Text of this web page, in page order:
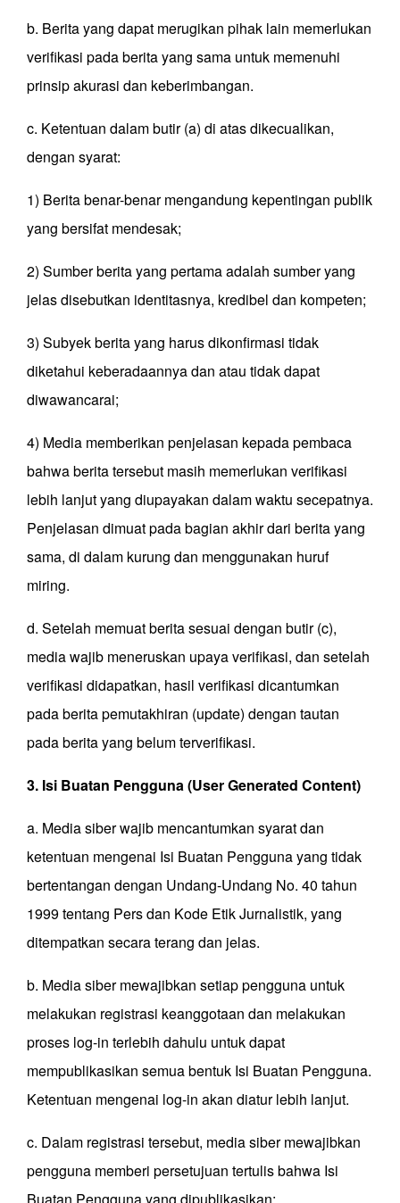
b. Berita yang dapat merugikan pihak lain memerlukan
verifikasi pada berita yang sama untuk memenuhi
prinsip akurasi dan keberimbangan.
c. Ketentuan dalam butir (a) di atas dikecualikan,
dengan syarat:
1) Berita benar-benar mengandung kepentingan publik
yang bersifat mendesak;
2) Sumber berita yang pertama adalah sumber yang
jelas disebutkan identitasnya, kredibel dan kompeten;
3) Subyek berita yang harus dikonfirmasi tidak
diketahui keberadaannya dan atau tidak dapat
diwawancarai;
4) Media memberikan penjelasan kepada pembaca
bahwa berita tersebut masih memerlukan verifikasi
lebih lanjut yang diupayakan dalam waktu secepatnya.
Penjelasan dimuat pada bagian akhir dari berita yang
sama, di dalam kurung dan menggunakan huruf
miring.
d. Setelah memuat berita sesuai dengan butir (c),
media wajib meneruskan upaya verifikasi, dan setelah
verifikasi didapatkan, hasil verifikasi dicantumkan
pada berita pemutakhiran (update) dengan tautan
pada berita yang belum terverifikasi.
3. Isi Buatan Pengguna (User Generated Content)
a. Media siber wajib mencantumkan syarat dan
ketentuan mengenai Isi Buatan Pengguna yang tidak
bertentangan dengan Undang-Undang No. 40 tahun
1999 tentang Pers dan Kode Etik Jurnalistik, yang
ditempatkan secara terang dan jelas.
b. Media siber mewajibkan setiap pengguna untuk
melakukan registrasi keanggotaan dan melakukan
proses log-in terlebih dahulu untuk dapat
mempublikasikan semua bentuk Isi Buatan Pengguna.
Ketentuan mengenai log-in akan diatur lebih lanjut.
c. Dalam registrasi tersebut, media siber mewajibkan
pengguna memberi persetujuan tertulis bahwa Isi
Buatan Pengguna yang dipublikasikan: